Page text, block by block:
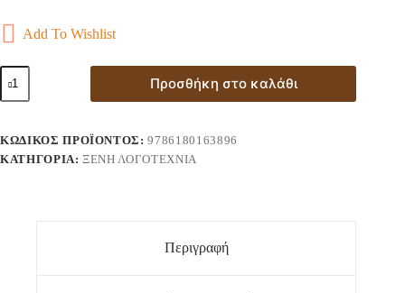
Add To Wishlist
Σάρκα
ποσότητα
Προσθήκη στο καλάθι
ΚΩΔΙΚΌΣ ΠΡΟΪΌΝΤΟΣ:9786180163896
ΚΑΤΗΓΟΡΊΑ:ΞΈΝΗ ΛΟΓΟΤΕΧΝΊΑ
Περιγραφή